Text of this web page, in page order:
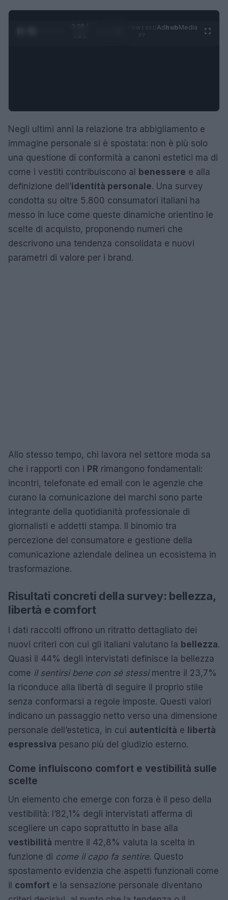
0:29 /
AdhubMedia
Negli ultimi anni la relazione tra abbigliamento e
immagine personale si è spostata: non è più solo
una questione di conformità a canoni estetici ma di
come i vestiti contribuiscono al
benessere e alla
definizione dell’identità personale. Una survey
condotta su oltre 5.800 consumatori italiani ha
messo in luce come queste dinamiche orientino le
scelte di acquisto, proponendo numeri che
descrivono una tendenza consolidata e nuovi
parametri di valore per i brand.
Allo stesso tempo, chi lavora nel settore moda sa
che i rapporti con i PR rimangono fondamentali:
incontri, telefonate ed email con le agenzie che
curano la comunicazione dei marchi sono parte
integrante della quotidianità professionale di
giornalisti e addetti stampa. Il binomio tra
percezione del consumatore e gestione della
comunicazione aziendale delinea un ecosistema in
trasformazione.
Risultati concreti della survey: bellezza,
libertà e comfort
I dati raccolti offrono un ritratto dettagliato dei
nuovi criteri con cui gli italiani valutano la bellezza.
Quasi il 44% degli intervistati definisce la bellezza
come il sentirsi bene con sé stessimentre il 23,7%
la riconduce alla libertà di seguire il proprio stile
senza conformarsi a regole imposte. Questi valori
indicano un passaggio netto verso una dimensione
personale dell’estetica, in cui autenticità e libertà
espressiva pesano più del giudizio esterno.
Come influiscono comfort e vestibilità sulle
scelte
Un elemento che emerge con forza è il peso della
vestibilità: l’82,1% degli intervistati afferma di
scegliere un capo soprattutto in base alla
vestibilità mentre il 42,8% valuta la scelta in
funzione di come il capo fa sentire. Questo
spostamento evidenzia che aspetti funzionali come
il comfort e la sensazione personale diventano